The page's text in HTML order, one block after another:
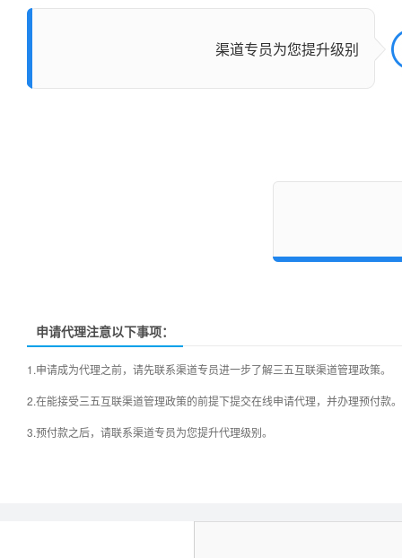
适合代理群体：已经有自己的业务平台
功 能：
API接口是基于三五互联业
API程序接口。 分销商自
平台。 三五互联作为上游
成为代理需要联系渠道部签定相关代理协议并支付预付款项，限周
册、虚拟主机、企业邮局、数据库、 即时开通管理，在线
能，只要代理账号上有足够的预付款，您的用户随时可以在
在线开通业务， 独家提供"客服托管"功能，可在代理平台或
面板以您的身份代答您客户的问题，既能保护您的独立品牌
除售后服务压力。
左边渠道专员商洽合作详情， 预付款后联系渠道专员提升
渠道专员为您提升级别
申请代理注意以下事项：
1.申请成为代理之前，请先联系渠道专员进一步了解三五互联渠道管理政策。
2.在能接受三五互联渠道管理政策的前提下提交在线申请代理，并办理预付款。
3.预付款之后，请联系渠道专员为您提升代理级别。